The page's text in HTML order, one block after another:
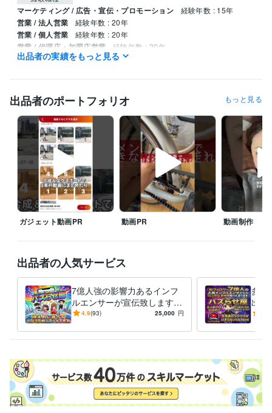
マーケティング / 広告・宣伝・プロモーション 経験年数 : 15年
営業 / 法人営業 経験年数 : 20年
営業 / 個人営業 経験年数 : 20年
営業 / 代理店・加盟店営業 経験年数 : 20年
営業 / アライアンス・渉外 経験年数 : 20年
職歴
株式会社ハッピークリエイト
株式会社光通信 2005年6月 ~ 2008年12月
受賞歴
ブース部門全国営業1位 テレマーケティング部門全国営業1位
通信営
業全国1位 ゴルフコンペ毎年優勝w 草野球Aクラス優勝w
中学野球
硬式　全国大会　準優勝w
責任者売上全国TOP 某大手広告代理店
某中小企業通信会社 某大手通信会社 某中小企業商社 営業とは？ 組
織論
中学100M区2位( ；∀；) 営業とは？
資格・検定
普通自動車第一種運転免許 取得年 : 2000年
ビジネス・クリエイティブツール
ChatGPT:4年CapCut:4年Vrew:4年Canva:8年Adobe Analytics:1年
Adobe Firefly:1年
その他ツール
営業コンサル:20年
経営コンサルタント:15年
法人営業:20年
得意分野
住まい・美容・生活相談 生活固定費の削減
通信/エネルギー事業
学習指導・資格・キャリア相談 営業コンサル
営業コンサル
出品者の実績をもっと見る
出品者のポートフォリオ もっと見る
ガジェット動画PR 動画PR 動画制作
出品者の人気サービス
7億人強の影響力あるインフ
ルエンサーが宣伝致します
大ヒット商品多数/1000万再
4.9(93) 25,000 円
多種
出演
ン・